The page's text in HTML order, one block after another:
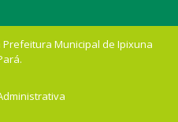
Municipal de Ipixuna